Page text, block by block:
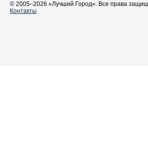
© 2005–2026 «Лучший Город». Все права
Контакты